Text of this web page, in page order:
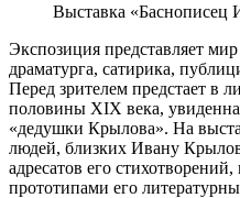
Выставка «Баснописец
Экспозиция представляет
драматурга, сатирика,
Перед зрителем предстает в
половины XIX века,
«дедушки Крылова». На
людей, близких Ивану
адресатов его
прототипами его